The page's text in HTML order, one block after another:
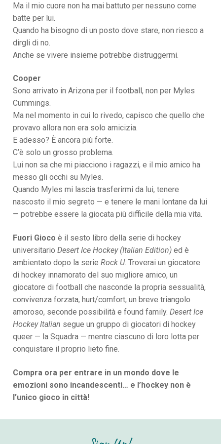
Ma il mio cuore non ha mai battuto per nessuno come
batte per lui.
Quando ha bisogno di un posto dove stare, non riesco a
dirgli di no.
Anche se vivere insieme potrebbe distruggermi.
Cooper
Sono arrivato in Arizona per il football, non per Myles
Cummings.
Ma nel momento in cui lo rivedo, capisco che quello che
provavo allora non era solo amicizia.
E adesso? È ancora più forte.
C’è solo un grosso problema.
Lui non sa che mi piacciono i ragazzi, e il mio amico ha
messo gli occhi su Myles.
Quando Myles mi lascia trasferirmi da lui, tenere
nascosto il mio segreto — e tenere le mani lontane da lui
— potrebbe essere la giocata più difficile della mia vita.
Fuori Gioco è il sesto libro della serie di hockey
universitario Desert Ice Hockey (Italian Edition) ed è
ambientato dopo la serie Rock U. Troverai un giocatore
di hockey innamorato del suo migliore amico, un
giocatore di football che nasconde la propria sessualità,
convivenza forzata, hurt/comfort, un breve triangolo
amoroso, seconde possibilità e found family. Desert Ice
Hockey Italian segue un gruppo di giocatori di hockey
queer — la Squadra — mentre ciascuno di loro lotta per
conquistare il proprio lieto fine.
Compra ora per entrare in un mondo dove le
emozioni sono incandescenti… e l’hockey non è
l’unico gioco in città!